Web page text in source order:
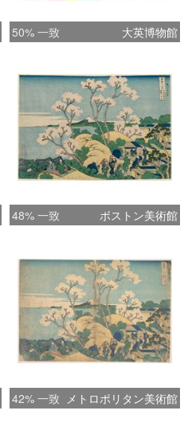
50% 一致 大英博物館
48% 一致 ボストン美術館
42% 一致 メトロポリタン美術館